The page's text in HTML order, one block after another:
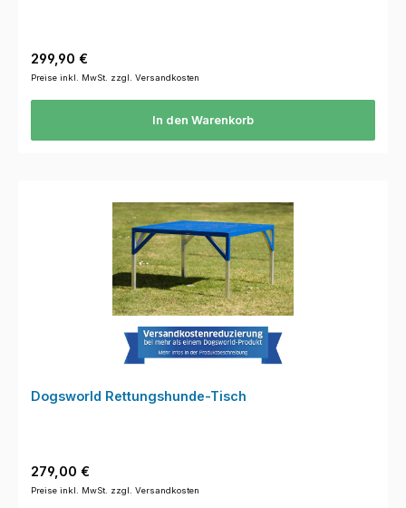
Regulärer Preis:
299,90 €
Preise inkl. MwSt. zzgl. Versandkosten
In den Warenkorb
Dogsworld Rettungshunde-Tisch
Regulärer Preis:
279,00 €
Preise inkl. MwSt. zzgl. Versandkosten